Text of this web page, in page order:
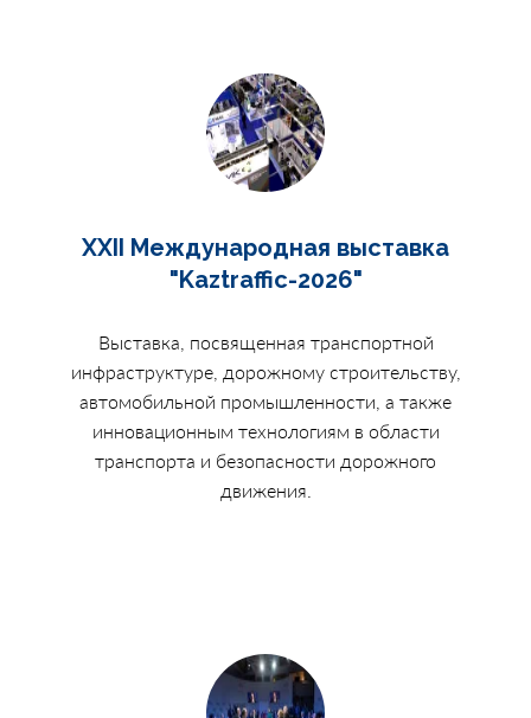
XXII Международная выставка
"Kaztraffic-2026"
Выставка, посвященная транспортной
инфраструктуре, дорожному строительству,
автомобильной промышленности, а также
инновационным технологиям в области
транспорта и безопасности дорожного
движения.